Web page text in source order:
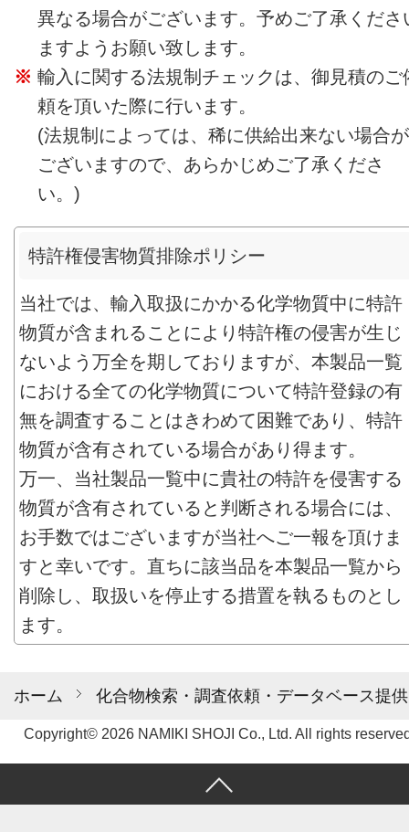
ホーム 化合物検索・調査依頼・データベース提供
異なる場合がございます。予めご了承くださ
ますようお願い致します。
輸入に関する法規制チェックは、御見積のご
頼を頂いた際に行います。
(法規制によっては、稀に供給出来ない場合が
ございますので、あらかじめご了承くださ
い。)
特許権侵害物質排除ポリシー
当社では、輸入取扱にかかる化学物質中に特許
物質が含まれることにより特許権の侵害が生じ
ないよう万全を期しておりますが、本製品一覧
における全ての化学物質について特許登録の有
無を調査することはきわめて困難であり、特許
物質が含有されている場合があり得ます。
万一、当社製品一覧中に貴社の特許を侵害する
物質が含有されていると判断される場合には、
お手数ではございますが当社へご一報を頂けま
すと幸いです。直ちに該当品を本製品一覧から
削除し、取扱いを停止する措置を執るものとし
ます。
Copyright© 2026 NAMIKI SHOJI Co., Ltd. All rights